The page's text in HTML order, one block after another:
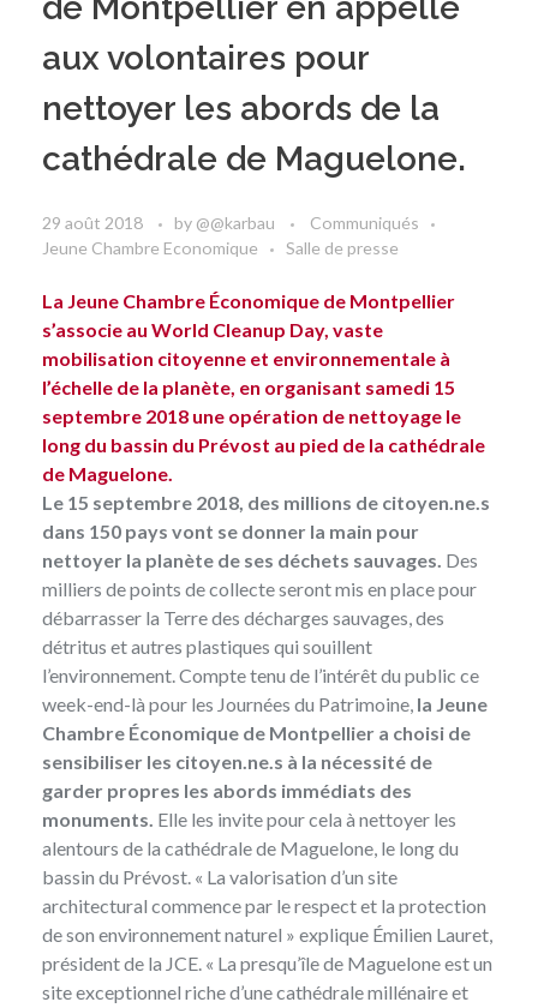
de Montpellier en appelle
aux volontaires pour
nettoyer les abords de la
cathédrale de Maguelone.
29 août 2018 by @@karbau
Communiqués
Jeune Chambre Economique
Salle de presse
La Jeune Chambre Économique de Montpellier
s’associe au World Cleanup Day, vaste
mobilisation citoyenne et environnementale à
l’échelle de la planète, en organisant samedi 15
septembre 2018 une opération de nettoyage le
long du bassin du Prévost au pied de la cathédrale
de Maguelone.
Le 15 septembre 2018, des millions de citoyen.ne.s
dans 150 pays vont se donner la main pour
nettoyer la planète de ses déchets sauvages. Des
milliers de points de collecte seront mis en place pour
débarrasser la Terre des décharges sauvages, des
détritus et autres plastiques qui souillent
l’environnement. Compte tenu de l’intérêt du public ce
week-end-là pour les Journées du Patrimoine, la Jeune
Chambre Économique de Montpellier a choisi de
sensibiliser les citoyen.ne.s à la nécessité de
garder propres les abords immédiats des
monuments. Elle les invite pour cela à nettoyer les
alentours de la cathédrale de Maguelone, le long du
bassin du Prévost. « La valorisation d’un site
architectural commence par le respect et la protection
de son environnement naturel » explique Émilien Lauret,
président de la JCE. « La presqu’île de Maguelone est un
site exceptionnel riche d’une cathédrale millénaire et